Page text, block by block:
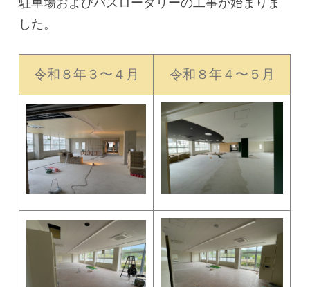
した。
令和８年３〜４月 令和８年４〜５月